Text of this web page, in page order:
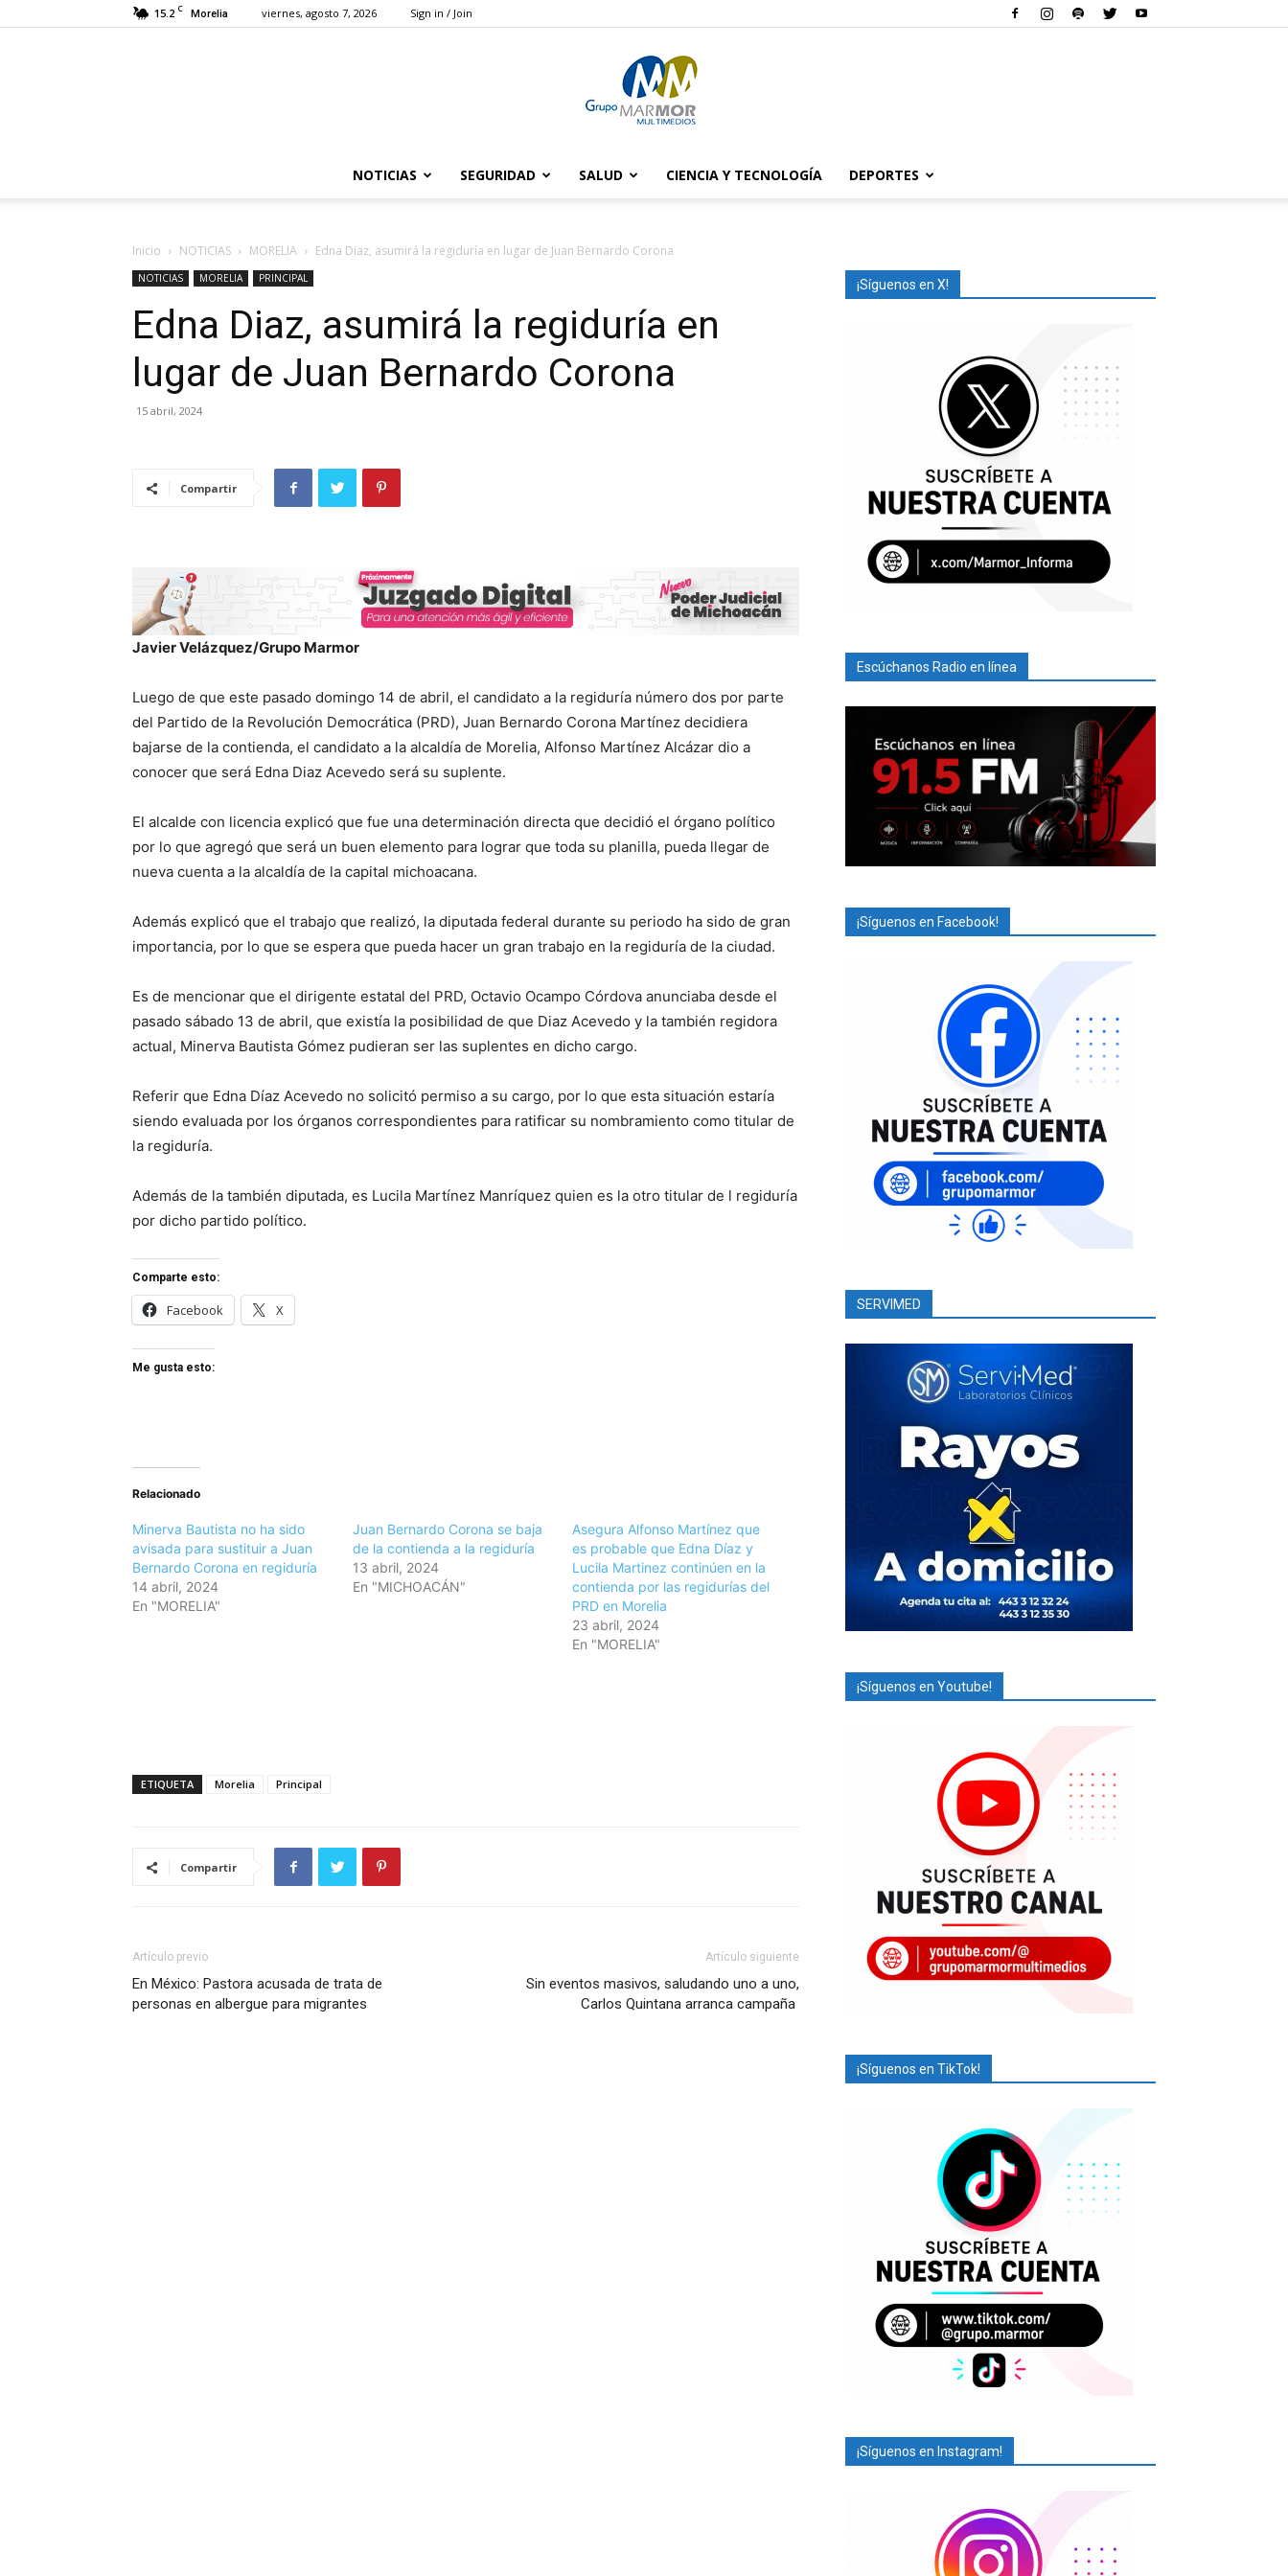
15.2 C Morelia viernes, agosto 7, 2026 Sign in / Join
Marmor
NOTICIAS SEGURIDAD SALUD CIENCIA Y TECNOLOGÍA DEPORTES
Inicio NOTICIAS MORELIA Edna Diaz, asumirá la regiduría en lugar de Juan Bernardo Corona
NOTICIAS MORELIA PRINCIPAL
Edna Diaz, asumirá la regiduría en
lugar de Juan Bernardo Corona
15 abril, 2024
Compartir
Javier Velázquez/Grupo Marmor
Luego de que este pasado domingo 14 de abril, el candidato a la regiduría número dos por parte
del Partido de la Revolución Democrática (PRD), Juan Bernardo Corona Martínez decidiera
bajarse de la contienda, el candidato a la alcaldía de Morelia, Alfonso Martínez Alcázar dio a
conocer que será Edna Diaz Acevedo será su suplente.
El alcalde con licencia explicó que fue una determinación directa que decidió el órgano político
por lo que agregó que será un buen elemento para lograr que toda su planilla, pueda llegar de
nueva cuenta a la alcaldía de la capital michoacana.
Además explicó que el trabajo que realizó, la diputada federal durante su periodo ha sido de gran
importancia, por lo que se espera que pueda hacer un gran trabajo en la regiduría de la ciudad.
Es de mencionar que el dirigente estatal del PRD, Octavio Ocampo Córdova anunciaba desde el
pasado sábado 13 de abril, que existía la posibilidad de que Diaz Acevedo y la también regidora
actual, Minerva Bautista Gómez pudieran ser las suplentes en dicho cargo.
Referir que Edna Díaz Acevedo no solicitó permiso a su cargo, por lo que esta situación estaría
siendo evaluada por los órganos correspondientes para ratificar su nombramiento como titular de
la regiduría.
Además de la también diputada, es Lucila Martínez Manríquez quien es la otro titular de l regiduría
por dicho partido político.
Comparte esto:
Facebook X
Me gusta esto:
Relacionado
Minerva Bautista no ha sido
avisada para sustituir a Juan
Bernardo Corona en regiduría
14 abril, 2024
En "MORELIA"
Juan Bernardo Corona se baja
de la contienda a la regiduría
13 abril, 2024
En "MICHOACÁN"
Asegura Alfonso Martínez que
es probable que Edna Díaz y
Lucila Martinez continúen en la
contienda por las regidurías del
PRD en Morelia
23 abril, 2024
En "MORELIA"
ETIQUETA Morelia Principal
Compartir
Artículo previo
En México: Pastora acusada de trata de
personas en albergue para migrantes
Artículo siguiente
Sin eventos masivos, saludando uno a uno,
Carlos Quintana arranca campaña
¡Síguenos en X!
Escúchanos Radio en línea
¡Síguenos en Facebook!
SERVIMED
¡Síguenos en Youtube!
¡Síguenos en TikTok!
¡Síguenos en Instagram!